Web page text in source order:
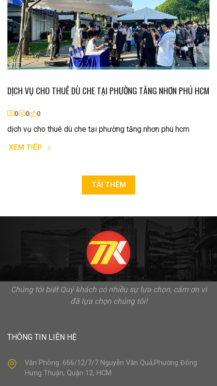
DỊCH VỤ CHO THUÊ DÙ CHE TẠI PHƯỜNG TĂNG NHƠN PHÚ HCM
0 0 0
dịch vụ cho thuê dù che tại phường tăng nhơn phú hcm
XEM TIẾP
TẢI THÊM
Chúng tôi biết Quý khách có nhiều sự lựa chọn, cảm ơn vì
đã lựa chọn chúng tôi!
THÔNG TIN LIÊN HỆ
Văn Phòng: 666/12/7/7 Nguyễn Văn Quá,Phường Đông
Hưng Thuận, Quận 12, HCM